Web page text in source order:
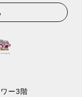
ー3階